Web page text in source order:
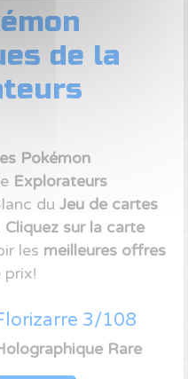
de la
Pokémon
Explorateurs
du Jeu de cartes
Cliquez sur la carte
les meilleures offres
prix!
3/108
Rare